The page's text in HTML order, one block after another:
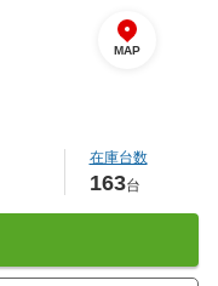
MAP
在庫台数
163台